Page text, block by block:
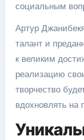
социальным
Артур
талант и
к великим
реализацию
творчество
вдохновлять на